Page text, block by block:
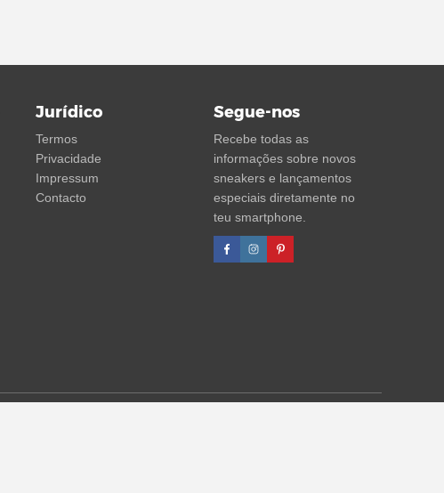
Jurídico
Termos
Privacidade
Impressum
Contacto
Segue-nos
Recebe todas as
informações sobre novos
sneakers e lançamentos
especiais diretamente no
teu smartphone.